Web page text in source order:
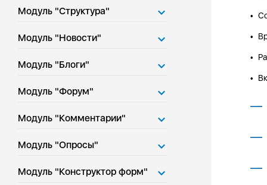
Модуль "Структура"
Модуль "Новости"
Модуль "Блоги"
Модуль "Форум"
Модуль "Комментарии"
Модуль "Опросы"
Модуль "Конструктор форм"
•
•
•
•